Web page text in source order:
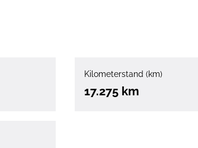
Kilometerstand (km)
17.275 km